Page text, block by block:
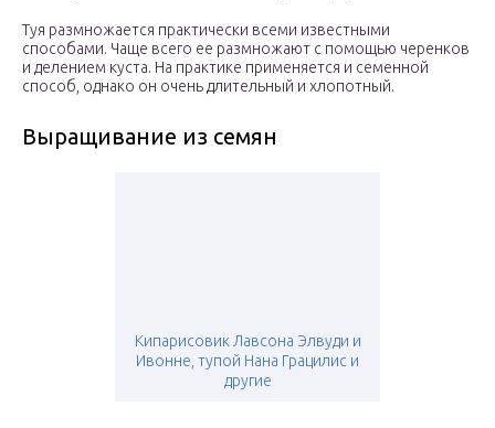
Туя размножается практически всеми известными
способами. Чаще всего ее размножают с помощью черенков
и делением куста. На практике применяется и семенной
способ, однако он очень длительный и хлопотный.
Выращивание из семян
Кипарисовик Лавсона Элвуди и
Ивонне, тупой Нана Грацилис и
другие